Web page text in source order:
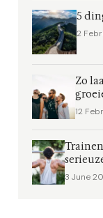
5
2
Zo
12
3 June